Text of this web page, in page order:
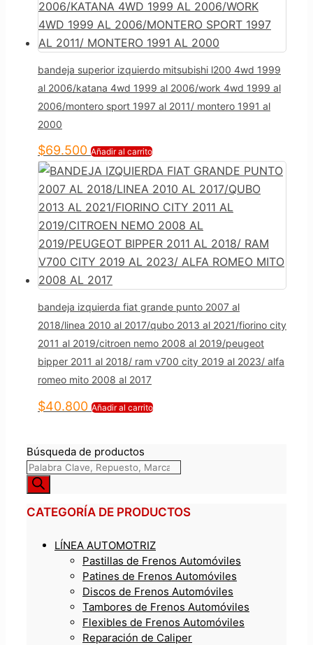
bandeja superior izquierdo mitsubishi l200 4wd 1999
al 2006/katana 4wd 1999 al 2006/work 4wd 1999 al
2006/montero sport 1997 al 2011/ montero 1991 al
2000
$69.500 Añadir al carrito
bandeja izquierda fiat grande punto 2007 al
2018/linea 2010 al 2017/qubo 2013 al 2021/fiorino city
2011 al 2019/citroen nemo 2008 al 2019/peugeot
bipper 2011 al 2018/ ram v700 city 2019 al 2023/ alfa
romeo mito 2008 al 2017
$40.800 Añadir al carrito
Búsqueda de productos
CATEGORÍA DE PRODUCTOS
LÍNEA AUTOMOTRIZ
Pastillas de Frenos Automóviles
Patines de Frenos Automóviles
Discos de Frenos Automóviles
Tambores de Frenos Automóviles
Flexibles de Frenos Automóviles
Reparación de Caliper